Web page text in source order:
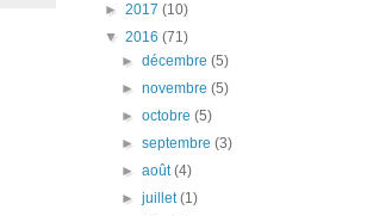
► 2017 (10)
▼ 2016 (71)
►décembre(5)
►novembre(5)
►octobre(5)
►septembre(3)
►août(4)
►juillet(1)